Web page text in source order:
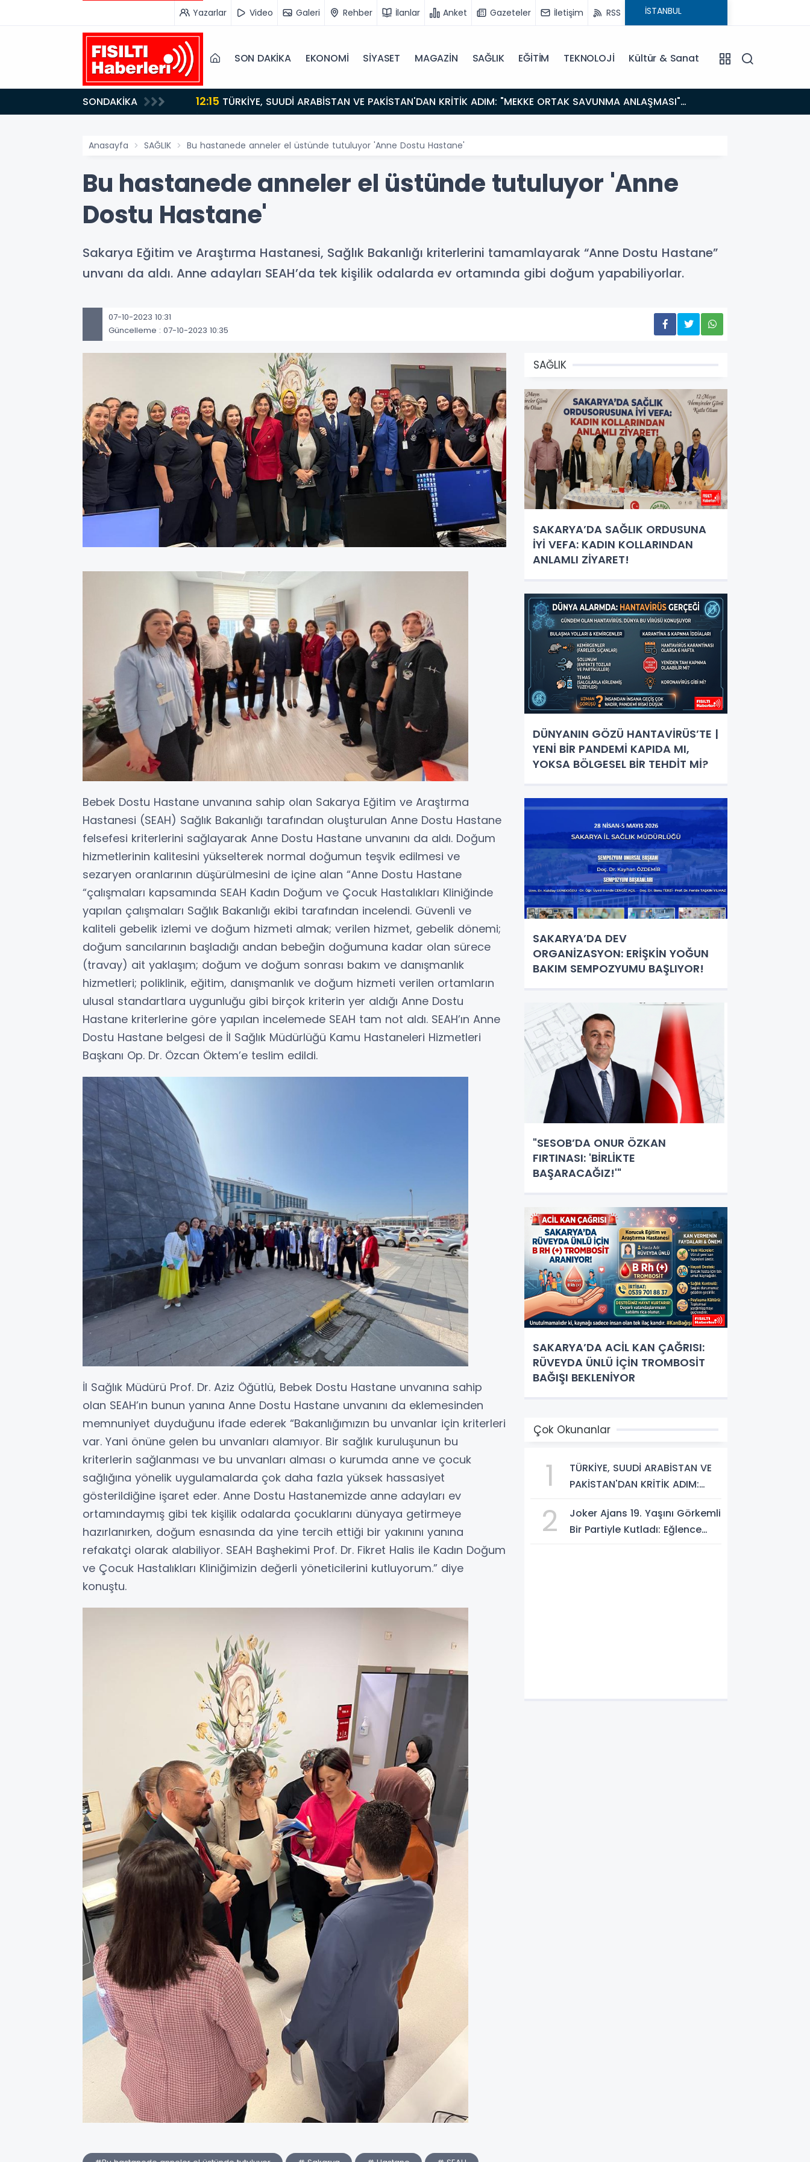
Yazarlar Video Galeri Rehber İlanlar Anket Gazeteler İletişim RSS
SON DAKİKA EKONOMİ SİYASET MAGAZİN SAĞLIK EĞİTİM TEKNOLOJİ Kültür & Sanat
SONDAKİKA 12:15
İMZALANDI!
Uyanacağız"
Anasayfa SAĞLIK Bu hastanede anneler el üstünde tutuluyor 'Anne Dostu Hastane'
Bu hastanede anneler el üstünde tutuluyor 'Anne
Dostu Hastane'
Sakarya Eğitim ve Araştırma Hastanesi, Sağlık Bakanlığı kriterlerini tamamlayarak “Anne Dostu Hastane”
unvanı da aldı. Anne adayları SEAH’da tek kişilik odalarda ev ortamında gibi doğum yapabiliyorlar.
07-10-2023 10:31
Güncelleme : 07-10-2023 10:35
Bebek Dostu Hastane unvanına sahip olan Sakarya Eğitim ve Araştırma
Hastanesi (SEAH) Sağlık Bakanlığı tarafından oluşturulan Anne Dostu Hastane
felsefesi kriterlerini sağlayarak Anne Dostu Hastane unvanını da aldı. Doğum
hizmetlerinin kalitesini yükselterek normal doğumun teşvik edilmesi ve
sezaryen oranlarının düşürülmesini de içine alan “Anne Dostu Hastane
“çalışmaları kapsamında SEAH Kadın Doğum ve Çocuk Hastalıkları Kliniğinde
yapılan çalışmaları Sağlık Bakanlığı ekibi tarafından incelendi. Güvenli ve
kaliteli gebelik izlemi ve doğum hizmeti almak; verilen hizmet, gebelik dönemi;
doğum sancılarının başladığı andan bebeğin doğumuna kadar olan sürece
(travay) ait yaklaşım; doğum ve doğum sonrası bakım ve danışmanlık
hizmetleri; poliklinik, eğitim, danışmanlık ve doğum hizmeti verilen ortamların
ulusal standartlara uygunluğu gibi birçok kriterin yer aldığı Anne Dostu
Hastane kriterlerine göre yapılan incelemede SEAH tam not aldı. SEAH’ın Anne
Dostu Hastane belgesi de İl Sağlık Müdürlüğü Kamu Hastaneleri Hizmetleri
Başkanı Op. Dr. Özcan Öktem’e teslim edildi.
İl Sağlık Müdürü Prof. Dr. Aziz Öğütlü, Bebek Dostu Hastane unvanına sahip
olan SEAH’ın bunun yanına Anne Dostu Hastane unvanını da eklemesinden
memnuniyet duyduğunu ifade ederek “Bakanlığımızın bu unvanlar için kriterleri
var. Yani önüne gelen bu unvanları alamıyor. Bir sağlık kuruluşunun bu
kriterlerin sağlanması ve bu unvanları alması o kurumda anne ve çocuk
sağlığına yönelik uygulamalarda çok daha fazla yüksek hassasiyet
gösterildiğine işaret eder. Anne Dostu Hastanemizde anne adayları ev
ortamındaymış gibi tek kişilik odalarda çocuklarını dünyaya getirmeye
hazırlanırken, doğum esnasında da yine tercih ettiği bir yakınını yanına
refakatçi olarak alabiliyor. SEAH Başhekimi Prof. Dr. Fikret Halis ile Kadın Doğum
ve Çocuk Hastalıkları Kliniğimizin değerli yöneticilerini kutluyorum.” diye
konuştu.
SAĞLIK
SAKARYA’DA SAĞLIK ORDUSUNA
İYİ VEFA: KADIN KOLLARINDAN
ANLAMLI ZİYARET!
DÜNYANIN GÖZÜ HANTAVİRÜS’TE |
YENİ BİR PANDEMİ KAPIDA MI,
YOKSA BÖLGESEL BİR TEHDİT Mİ?
SAKARYA’DA DEV
ORGANİZASYON: ERİŞKİN YOĞUN
BAKIM SEMPOZYUMU BAŞLIYOR!
"SESOB’DA ONUR ÖZKAN
FIRTINASI: 'BİRLİKTE
BAŞARACAĞIZ!'"
SAKARYA’DA ACİL KAN ÇAĞRISI:
RÜVEYDA ÜNLÜ İÇİN TROMBOSİT
BAĞIŞI BEKLENİYOR
Çok Okunanlar
1
TÜRKİYE, SUUDİ ARABİSTAN VE
PAKİSTAN'DAN KRİTİK ADIM:
ANLAŞMASI" İMZALANDI!
2
Joker Ajans 19. Yaşını Görkemli
Bir Partiyle Kutladı: Eğlence